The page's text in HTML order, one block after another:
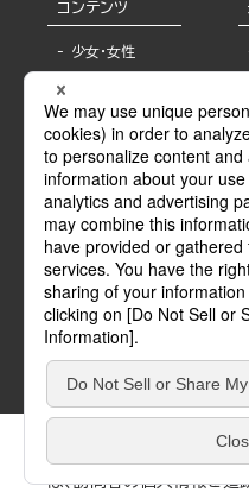
コンテンツ
少女・女性
BL
ライトノベル
青年・一般
グラビア・写真
モーター誌
SPECIAL
Sublicense
ぶんか社が運営するサイ
は、訪問者の個人情報を追